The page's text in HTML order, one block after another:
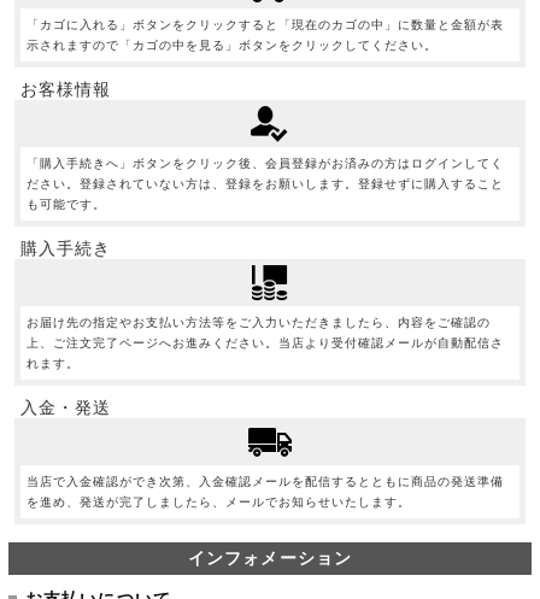
「カゴに入れる」ボタンをクリックすると「現在のカゴの中」に数量と金額が表
示されますので「カゴの中を見る」ボタンをクリックしてください。
お客様情報
「購入手続きへ」ボタンをクリック後、会員登録がお済みの方はログインしてく
ださい。登録されていない方は、登録をお願いします。登録せずに購入すること
も可能です。
購入手続き
お届け先の指定やお支払い方法等をご入力いただきましたら、内容をご確認の
上、ご注文完了ページへお進みください。当店より受付確認メールが自動配信さ
れます。
入金・発送
当店で入金確認ができ次第、入金確認メールを配信するとともに商品の発送準備
を進め、発送が完了しましたら、メールでお知らせいたします。
インフォメーション